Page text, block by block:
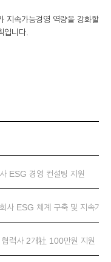
지속가능경영 역량을 강화할
입니다.
ESG 경영 컨설팅 지원
사 ESG 체계 구축 및 지속가
협력사 2개社 100만원 지원